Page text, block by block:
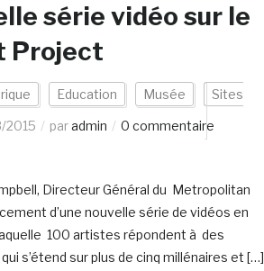
série vidéo sur le
Project
Education Musée Sites
2015 paradmin 0 commentaire
Directeur Général du Metropolitan
d’une nouvelle série de vidéos en
100 artistes répondent à des
s’étend sur plus de cinq millénaires et […]